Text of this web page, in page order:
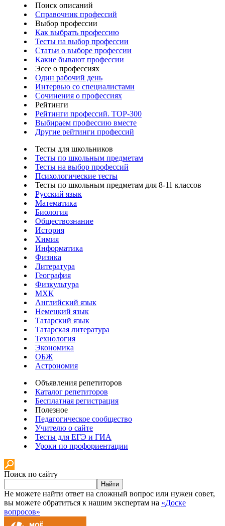
Поиск описаний
Справочник профессий
Выбор профессии
Как выбрать профессию
Тесты на выбор профессии
Статьи о выборе профессии
Какие бывают профессии
Эссе о профессиях
Один рабочий день
Интервью со специалистами
Сочинения о профессиях
Рейтинги
Рейтинги профессий. TOP-300
Выбираем профессию вместе
Другие рейтинги профессий
Тесты для школьников
Тесты по школьным предметам
Тесты на выбор профессий
Психологические тесты
Тесты по школьным предметам для 8-11 классов
Русский язык
Математика
Биология
Обществознание
История
Химия
Информатика
Физика
Литература
География
Физкультура
МХК
Английский язык
Немецкий язык
Татарский язык
Татарская литература
Технология
Экономика
ОБЖ
Астрономия
Объявления репетиторов
Каталог репетиторов
Бесплатная регистрация
Полезное
Педагогическое сообщество
Учителю о сайте
Тесты для ЕГЭ и ГИА
Уроки по профориентации
Поиск по сайту
Найти
Не можете найти ответ на сложный вопрос или нужен совет,
вы можете обратиться к нашим экспертам на «Доске
вопросов»